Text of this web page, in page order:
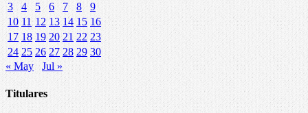
3
4 5 6 7 8
9
10 11 12 13 14 15 16
17 18 19 20 21 22 23
24 25 26 27 28 29 30
« May
Jul »
Titulares